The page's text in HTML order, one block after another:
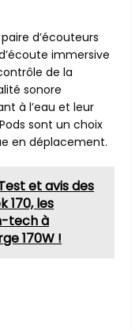
d’écouteurs
immersive
de la
sonore
à l’eau et leur
sont un choix
en déplacement.
et avis des
170, les
tech à
170W !